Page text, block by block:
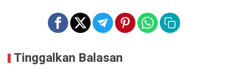
Tinggalkan Balasan